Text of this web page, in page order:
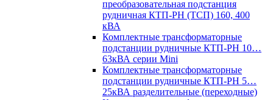
преобразовательная подстанция
рудничная КТП-РН (ТСП) 160, 400
кВА
Комплектные трансформаторные
подстанции рудничные КТП-РН 10…
63кВА серии Mini
Комплектные трансформаторные
подстанции рудничные КТП-РН 5…
25кВА разделительные (переходные)